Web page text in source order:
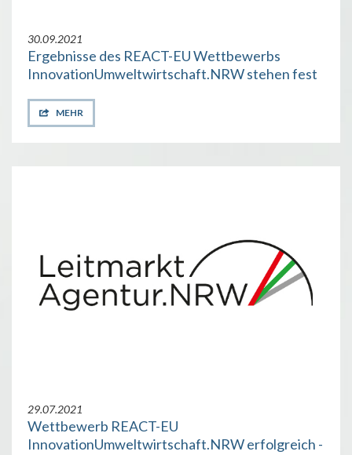
30.09.2021
Ergebnisse des REACT-EU Wettbewerbs
InnovationUmweltwirtschaft.NRW stehen fest
MEHR
29.07.2021
Wettbewerb REACT-EU
InnovationUmweltwirtschaft.NRW erfolgreich -